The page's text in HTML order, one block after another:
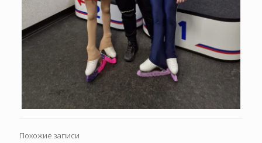
Похожие записи